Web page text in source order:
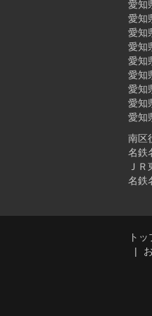
愛
愛
愛
愛
愛
愛
愛
愛
愛
南区
名鉄
Ｊ
名鉄
トッ